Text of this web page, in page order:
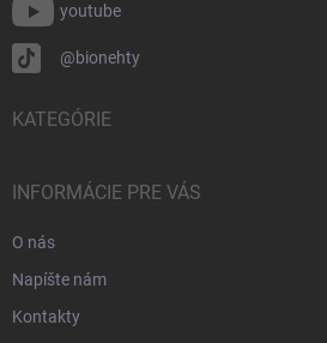
youtube
@bionehty
KATEGÓRIE
INFORMÁCIE PRE VÁS
O nás
Napíšte nám
Kontakty